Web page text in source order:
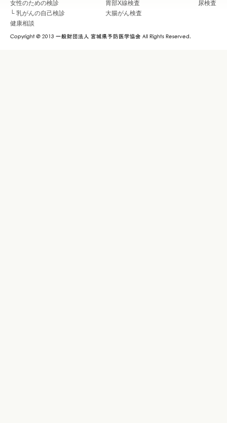
女性のための検診
└ 乳がんの自己検診
健康相談
胃部X線検査
尿検査
大腸がん検査